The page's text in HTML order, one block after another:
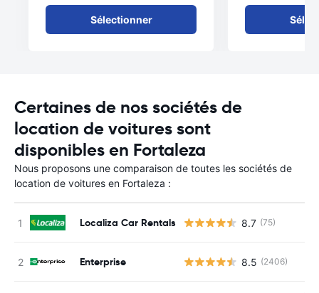
Sélectionner
Certaines de nos sociétés de
location de voitures sont
disponibles en Fortaleza
Nous proposons une comparaison de toutes les sociétés de
location de voitures en Fortaleza :
Localiza Car Rentals 8.7 (75)
Enterprise 8.5 (2406)